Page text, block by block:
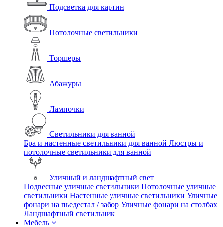
Подсветка для картин
Потолочные светильники
Торшеры
Абажуры
Лампочки
Светильники для ванной
Бра и настенные светильники для ванной Люстры и
потолочные светильники для ванной
Уличный и ландшафтный свет
Подвесные уличные светильники Потолочные уличные
светильники Настенные уличные светильники Уличные
фонари на пьедестал / забор Уличные фонари на столбах
Ландшафтный светильник
Мебель